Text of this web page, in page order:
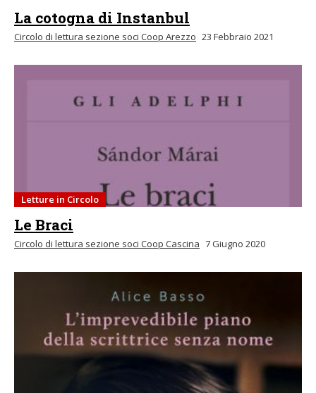
La cotogna di Instanbul
Circolo di lettura sezione soci Coop Arezzo 23 Febbraio 2021
Letture in Circolo
Le Braci
Circolo di lettura sezione soci Coop Cascina 7 Giugno 2020